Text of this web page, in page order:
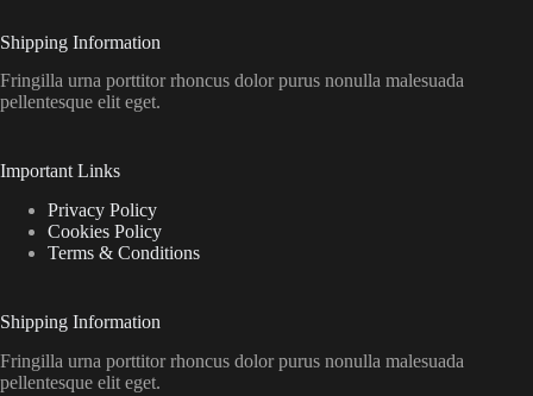
Shipping Information
Fringilla urna porttitor rhoncus dolor purus nonulla malesuada
pellentesque elit eget.
Important Links
Privacy Policy
Cookies Policy
Terms & Conditions
Shipping Information
Fringilla urna porttitor rhoncus dolor purus nonulla malesuada
pellentesque elit eget.